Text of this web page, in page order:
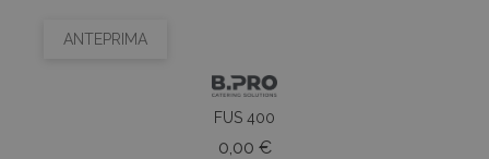
ANTEPRIMA
FUS 400
0,00 €Prezzo